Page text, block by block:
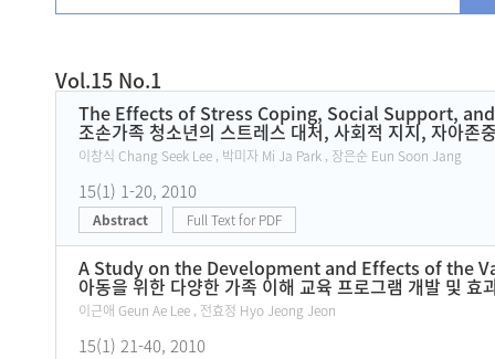
Vol.15 No.1
Current Issue
The Effects of Stress Coping, Social Support,
조손가족 청소년의 스트레스 대처, 사회적 지지, 자아존
이창식 Chang Seek Lee , 박미자 Mi Ja Park , 장은순 Eun Soon Jang
15(1) 1-20, 2010
Abstract Full Text for PDF
A Study on the Development and Effects of the
아동을 위한 다양한 가족 이해 교육 프로그램 개발 및 효
이근애 Geun Ae Lee , 전효정 Hyo Jeong Jeon
15(1) 21-40, 2010